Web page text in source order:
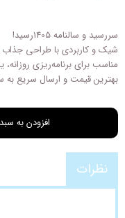
سررسید و سالنامه 1405رسید!
شیک و کاربردی با طراحی‌
مناسب برای برنامه‌ریزی
بهترین قیمت و ارسال سریع
افزودن به
نظرات